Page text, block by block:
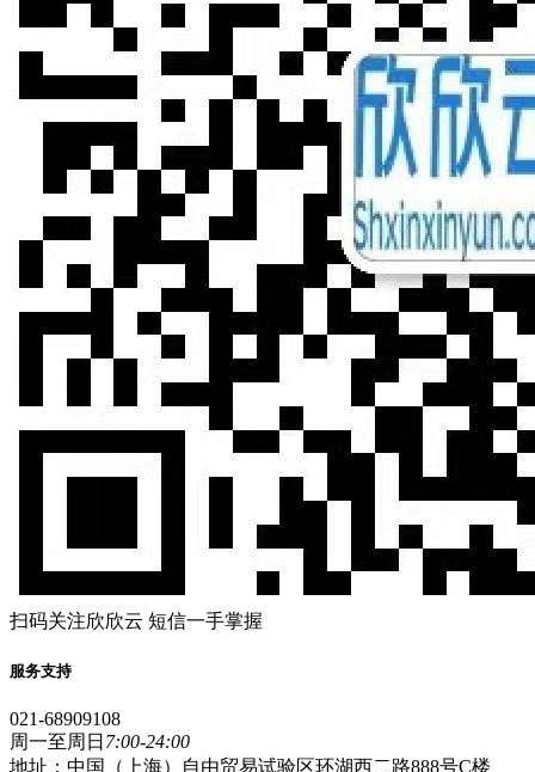
扫码关注欣欣云 短信一手掌握
服务支持
021-68909108
周一至周日 7:00-24:00
地址：中国（上海）自由贸易试验区环湖西二路888号C楼